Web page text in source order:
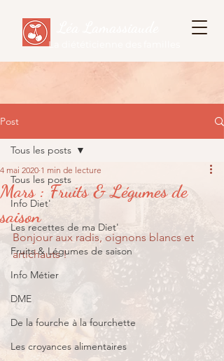
La diététicienne des familles
Post
Tous les posts
Info Diet'
Les recettes de ma Diet'
Fruits & Légumes de saison
Info Métier
DME
De la fourche à la fourchette
Les croyances alimentaires
Tous les posts
Mars : Fruits & Légumes de
saison
4 mai 2020 1 min de lecture
Bonjour aux radis, oignons blancs et
artichauts !